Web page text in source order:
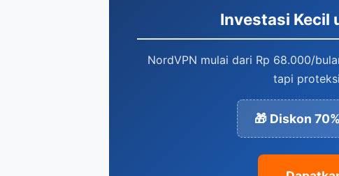
Investasi Kecil
NordVPN mulai dari Rp 68.000/
tapi
🎁 Diskon